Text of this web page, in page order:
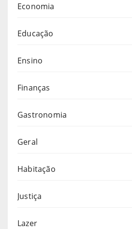
Economia
Educação
Ensino
Finanças
Gastronomia
Geral
Habitação
Justiça
Lazer